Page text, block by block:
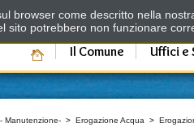
Il Comune Uffici e
Manutenzione- > Erogazione Acqua >
browser come descritto nella
sito potrebbero non funzionare